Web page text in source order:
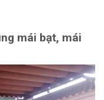
mái bạt, mái